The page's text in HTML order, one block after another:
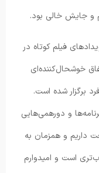
و جایش خالی بود.
فیلم کوتاه در
خوشحال‌کننده‌ای
برگزار شده است.
و دورهمی‌هایی
داریم و همزمان به
است و امیدوارم